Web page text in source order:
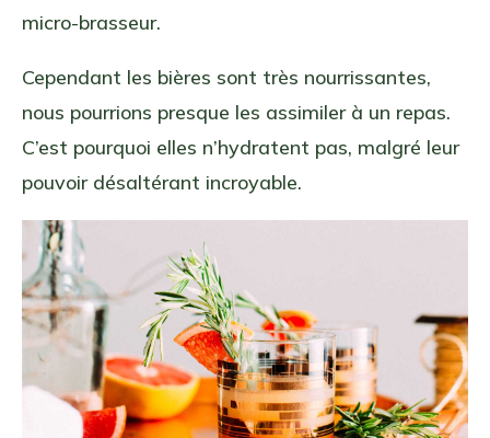
micro-brasseur.
Cependant les bières sont très nourrissantes,
nous pourrions presque les assimiler à un repas.
C’est pourquoi elles n’hydratent pas, malgré leur
pouvoir désaltérant incroyable.